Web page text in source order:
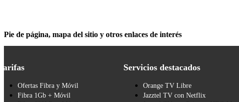
Pie de página, mapa del sitio y otros enlaces de interés
Ofertas Fibra y Móvil
Fibra 1Gb + Móvil
Servicios destacados
Orange TV Libre
Jazztel TV con Netflix